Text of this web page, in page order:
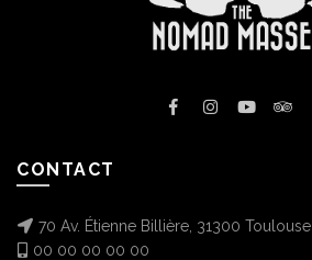
CONTACT
70 Av. Étienne Billière, 31300 Toulouse
00 00 00 00 00